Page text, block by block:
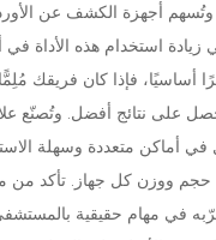
أجهزة الكشف عن
زيادة استخدام هذه الأداة
أساسيًا، فإذا كان فريقك
على نتائج أفضل. وتُصنّع
حجم ووزن كل جهاز. تأكد من